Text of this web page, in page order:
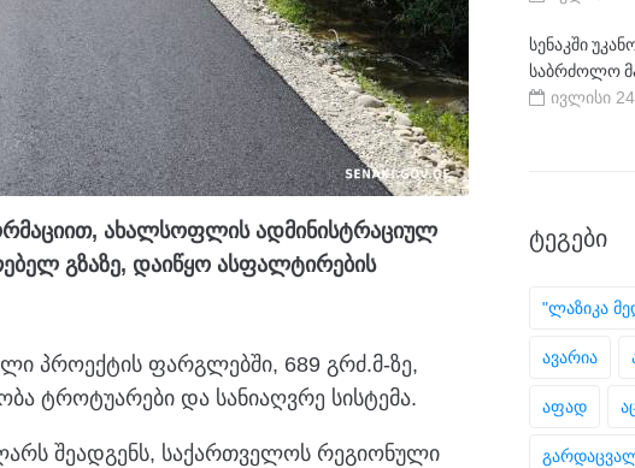
ახალსოფლის ადმინისტრაციულ
გზაზე, დაიწყო ასფალტირების
პროექტის ფარგლებში, 689 გრძ.მ-ზე,
ტროტუარები და სანიაღვრე სისტემა.
შეადგენს, საქართველოს რეგიონული
სენაკში
საბრძოლო
ივლისი
ᲢᲔᲒᲔᲑᲘ
"ლაზიკა
ავარია
აფად